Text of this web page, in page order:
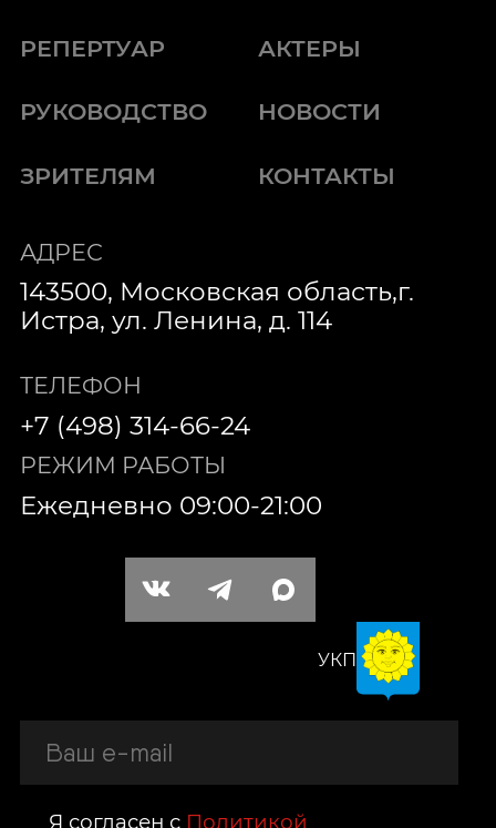
РЕПЕРТУАР АКТЕРЫ
РУКОВОДСТВО НОВОСТИ
ЗРИТЕЛЯМ КОНТАКТЫ
АДРЕС
143500, Московская область,г.
Истра, ул. Ленина, д. 114
ТЕЛЕФОН
+7 (498) 314-66-24
РЕЖИМ РАБОТЫ
Ежедневно 09:00-21:00
УКП
Я согласен с Политикой